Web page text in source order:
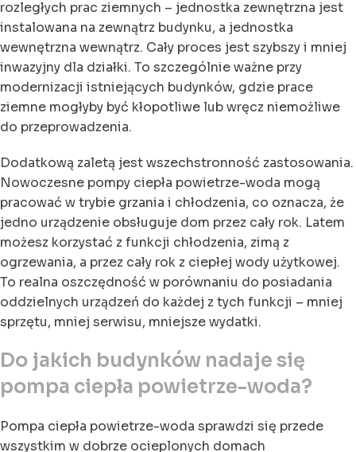
rozległych prac ziemnych – jednostka zewnętrzna jest
instalowana na zewnątrz budynku, a jednostka
wewnętrzna wewnątrz. Cały proces jest szybszy i mniej
inwazyjny dla działki. To szczególnie ważne przy
modernizacji istniejących budynków, gdzie prace
ziemne mogłyby być kłopotliwe lub wręcz niemożliwe
do przeprowadzenia.
Dodatkową zaletą jest wszechstronność zastosowania.
Nowoczesne pompy ciepła powietrze-woda mogą
pracować w trybie grzania i chłodzenia, co oznacza, że
jedno urządzenie obsługuje dom przez cały rok. Latem
możesz korzystać z funkcji chłodzenia, zimą z
ogrzewania, a przez cały rok z ciepłej wody użytkowej.
To realna oszczędność w porównaniu do posiadania
oddzielnych urządzeń do każdej z tych funkcji – mniej
sprzętu, mniej serwisu, mniejsze wydatki.
Do jakich budynków nadaje się
pompa ciepła powietrze-woda?
Pompa ciepła powietrze-woda sprawdzi się przede
wszystkim w dobrze ocieplonych domach